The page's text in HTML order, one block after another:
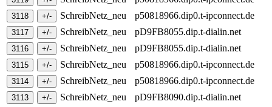
SchreibNetz_neu
p50818966.dip0.t-ipconnect.de
SchreibNetz_neu
pD9FB8055.dip.t-dialin.net
SchreibNetz_neu
pD9FB8055.dip.t-dialin.net
SchreibNetz_neu
p50818966.dip0.t-ipconnect.de
SchreibNetz_neu
p50818966.dip0.t-ipconnect.de
SchreibNetz_neu
pD9FB8090.dip.t-dialin.net